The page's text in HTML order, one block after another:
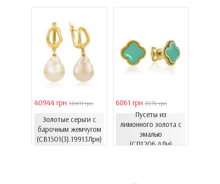
40944 грн 58491 грн
Золотые серьги с
барочным жемчугом
(СВ1501(3).19913Лрн)
6861 грн 8576 грн
Пусеты из
лимонного золота с
эмалью
(СП1206.4Ли)